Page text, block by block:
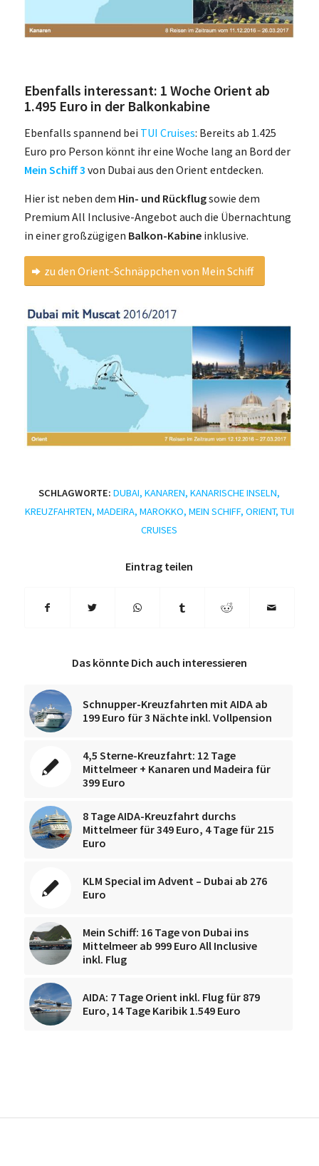
Ebenfalls interessant: 1 Woche Orient ab
1.495 Euro in der Balkonkabine
Ebenfalls spannend bei TUI Cruises: Bereits ab 1.425
Euro pro Person könnt ihr eine Woche lang an Bord der
Mein Schiff 3 von Dubai aus den Orient entdecken.
Hier ist neben dem Hin- und Rückflugsowie dem
Premium All Inclusive-Angebot auch die Übernachtung
in einer großzügigen Balkon-Kabineinklusive.
zu den Orient-Schnäppchen von Mein Schiff
SCHLAGWORTE: DUBAI,KANAREN,KANARISCHE INSELN,
KREUZFAHRTEN, MADEIRA, MAROKKO, MEIN SCHIFF, ORIENT, TUI
CRUISES
Eintrag teilen
Das könnte Dich auch interessieren
Schnupper-Kreuzfahrten mit AIDA ab
199 Euro für 3 Nächte inkl. Vollpension
4,5 Sterne-Kreuzfahrt: 12 Tage
Mittelmeer + Kanaren und Madeira für
399 Euro
8 Tage AIDA-Kreuzfahrt durchs
Mittelmeer für 349 Euro, 4 Tage für 215
Euro
KLM Special im Advent – Dubai ab 276
Euro
Mein Schiff: 16 Tage von Dubai ins
Mittelmeer ab 999 Euro All Inclusive
inkl. Flug
AIDA: 7 Tage Orient inkl. Flug für 879
Euro, 14 Tage Karibik 1.549 Euro